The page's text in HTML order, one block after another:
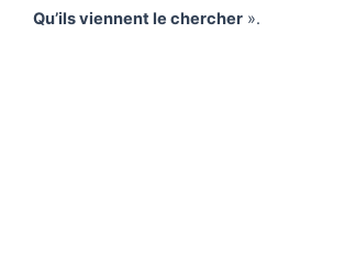
Qu’ils viennent le chercher ».